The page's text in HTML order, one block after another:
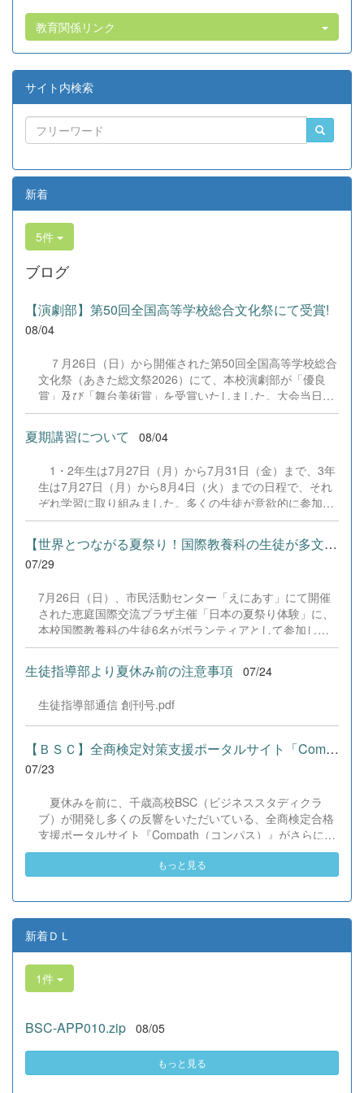
教育関係リンク
サイト内検索
新着
5件
ブログ
【演劇部】第50回全国高等学校総合文化祭にて受賞!
08/04
７月26日（日）から開催された第50回全国高等学校総合
文化祭（あきた総文祭2026）にて、本校演劇部が「優良
賞」及び「舞台美術賞」を受賞いたしました。大会当日
は、本校の部員たちもこれまで積み重ねてきた練習の成果
を存分に発揮し、堂々と舞台に立ちました。緊張感のある
全国の舞台において、一人一人が役割を果たし、心を込め
の全国大会出場にあたり、多大なるご支援・ご協力をいた
だきました企業の皆様、ならびに心温まるご寄付や温かい
ご声援を寄せてくださった地域の皆様方に、心より感謝申
し上げます。皆様からの温かいご支援が部員たちの大きな
励みとなり、全国の舞台で最高のパフォーマンスと演技を
届けることができました。今回の経験を糧に、さらに表現
力に磨きをかけ、今後も活動してまいります。引き続き、
本校演劇部への変わらぬご声援をよろしくお願いいたしま
す。 &nbsp;
夏期講習について 08/04
1・2年生は7月27日（月）から7月31日（金）まで、3年
生は7月27日（月）から8月4日（火）までの日程で、それ
ぞれ学習に取り組みました。多くの生徒が意欲的に参加
し、これまでの学習内容の復習や発展的な内容、受験に向
けた学習などに真剣に取り組む姿が見られました。夏期講
習で身に付けた学習習慣や知識を、今後の学校生活や学習
に生かし、一人一人がさらなる成長につなげてくれること
【世界とつながる夏祭り！国際教養科の生徒が多文化共生ボランテ...
07/29
7月26日（日）、市民活動センター「えにあす」にて開催
された恵庭国際交流プラザ主催「日本の夏祭り体験」に、
本校国際教養科の生徒6名がボランティアとして参加しま
した！ 会場にはウクライナ、ネパール、アフガニスタンな
ど多国籍な参加者が集まり、ヨーヨー釣りや綿あめ、盆踊
りなどを満喫。浴衣姿でイベントを彩った1年生や、経験
葉や国境を超えて笑顔で交流を深めました。 主催者の方か
らは、「国籍や年齢を問わず笑顔で寄り添い、自分で考え
て動く姿が素晴らしい。異文化理解のマインドが自然と身
についている」と、賞賛の声をいただきました！ 教室の中
だけでなく、地域や世界という広いフィールドで本領を発
姿に、誇らしさでいっぱいです。 教養科生、どんどん外へ
飛び出そう！ その温かい心と行動力を磨き、世界を笑顔に
する魅力的な人材へ成長していく皆さんを応援していま
す！
生徒指導部より夏休み前の注意事項 07/24
生徒指導部通信 創刊号.pdf
【ＢＳＣ】全商検定対策支援ポータルサイト「Compath（コンパス）...
07/23
夏休みを前に、千歳高校BSC（ビジネススタディクラ
ブ）が開発し多くの反響をいただいている、全商検定合格
支援ポータルサイト『Compath（コンパス）』がさらにバ
ージョンアップいたしました。 今回もユーザーの皆様か
らいただいたアンケートのご意見をもとに、BSC部員のプ
の実装までを行いました。今回のアップデートでは、ビジ
ネス計算・簿記・ビジネス文書・情報処理・商業経済・財
務分析・ビジネスコミュニケーションなど各ジャンルに及
具体的には、各検定問題数の大幅増加をはじめ、英語翻訳
機能の追加、フォント拡大など視認性の改善、SEO対策
（タグの最適化）によるサイト動作の快適化を実施しまし
も生徒たちの技術と発想力でより学びやすいサイトへと進
た『Compath（コンパス）』をご活用ください。 全商検定
対策支援ポータルサイト「Compath（コンパス）」 ■ 生徒
もっと見る
新着ＤＬ
1件
BSC-APP010.zip 08/05
もっと見る